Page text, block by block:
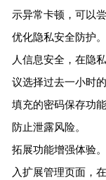
示异常卡顿，可以
优化隐私安全防护
人信息安全，在隐
议选择过去一小时
填充的密码保存功
防止泄露风险。
拓展功能增强体验
入扩展管理页面，